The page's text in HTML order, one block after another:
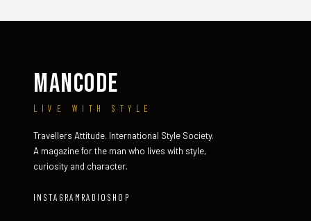
MANCODE
LIVE WITH STYLE
Travellers Attitude. International Style Society.
A magazine for the man who lives with style,
curiosity and character.
INSTAGRAM RADIO SHOP